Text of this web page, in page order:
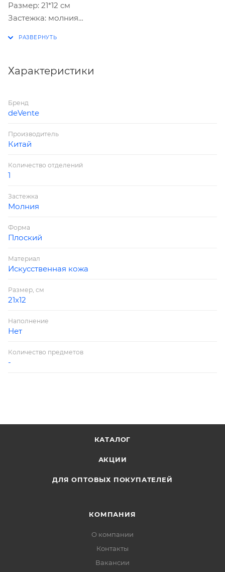
Размер: 21*12 cм
Застежка: молния
Характеристики
Бренд
deVente
Производитель
Китай
Количество отделений
1
Застежка
Молния
Форма
Плоский
Материал
Искусственная кожа
Размер, см
21х12
Наполнение
Нет
Количество предметов
-
КАТАЛОГ
АКЦИИ
ДЛЯ ОПТОВЫХ ПОКУПАТЕЛЕЙ
КОМПАНИЯ
О компании
Контакты
Вакансии